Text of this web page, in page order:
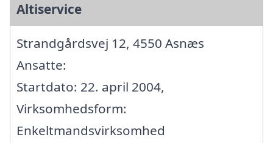
Altiservice
Strandgårdsvej 12, 4550 Asnæs
Ansatte:
Startdato: 22. april 2004,
Virksomhedsform:
Enkeltmandsvirksomhed